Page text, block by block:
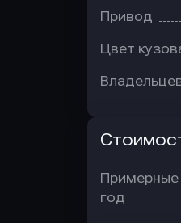
Привод
Цвет
Примерные
год